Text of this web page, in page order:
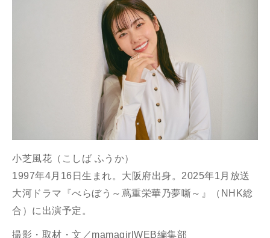
小芝風花（こしば ふうか）
1997年4月 16 日生まれ。大阪府出身。 2025年1 月放送
大河ドラマ『べらぼう～蔦重栄華乃夢噺～』（ NHK総
合）に出演予定。
撮影・ 取材・文／mamagirlWEB編集部